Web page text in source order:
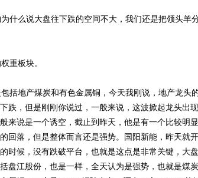
什么说大盘往下跌的空间不大，我们还是把领头羊
重板块。
括地产煤炭和有色金属铜，今天我刚说，地产龙头
跌，但是刚刚你说过，一般来说，这波掀起龙头出
来说是一个诱空，截止到昨天，他是有一个比较明
回落，但是整体而言还是强势。国阳新能，昨天就
时候，没有跌破平台，也就是这点是非常关键，大
盘江股份，也是一样，全天认为是强势，也就是煤